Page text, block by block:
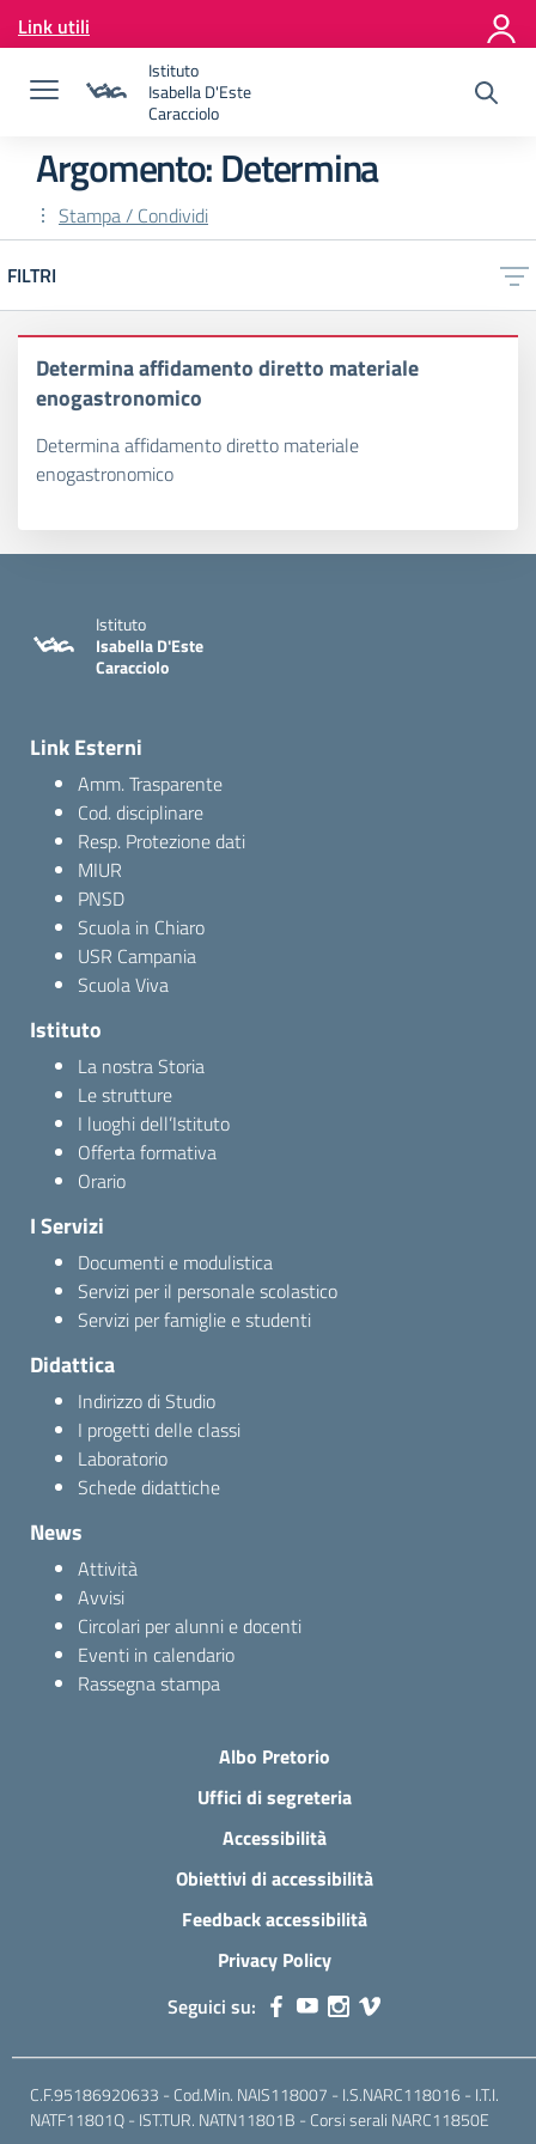
Vai ai contenuti
Vai al menu di navigazione
Link utili
Istituto
Isabella D'Este
Caracciolo
Argomento: Determina
Stampa / Condividi
FILTRI
Determina affidamento diretto materiale
enogastronomico
Determina affidamento diretto materiale
enogastronomico
Istituto
Isabella D'Este
Caracciolo
Link Esterni
Amm. Trasparente
Cod. disciplinare
Resp. Protezione dati
MIUR
PNSD
Scuola in Chiaro
USR Campania
Scuola Viva
Istituto
La nostra Storia
Le strutture
I luoghi dell’Istituto
Offerta formativa
Orario
I Servizi
Documenti e modulistica
Servizi per il personale scolastico
Servizi per famiglie e studenti
Didattica
Indirizzo di Studio
I progetti delle classi
Laboratorio
Schede didattiche
News
Attività
Avvisi
Circolari per alunni e docenti
Eventi in calendario
Rassegna stampa
Albo Pretorio
Uffici di segreteria
Accessibilità
Obiettivi di accessibilità
Feedback accessibilità
Privacy Policy
Seguici su:
C.F.95186920633 - Cod.Min. NAIS118007 - I.S.NARC118016 - I.T.I.
NATF11801Q - IST.TUR. NATN11801B - Corsi serali NARC11850E